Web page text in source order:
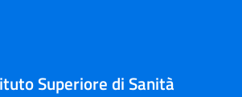
Superiore di Sanità